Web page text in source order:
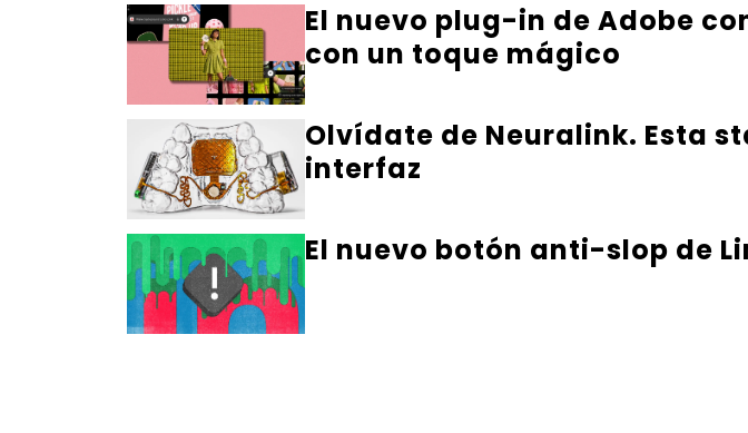
El nuevo plug-in de Adobe
con un toque mágico
Olvídate de Neuralink. Esta
interfaz
El nuevo botón anti-slop de